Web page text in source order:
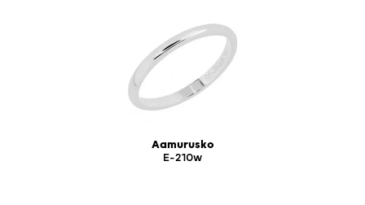
Aamurusko
E-210w